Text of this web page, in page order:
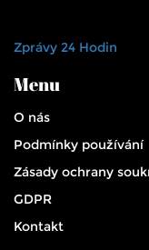
Zprávy 24 Hodin
Menu
O nás
Podmínky používání
Zásady ochrany
GDPR
Kontakt